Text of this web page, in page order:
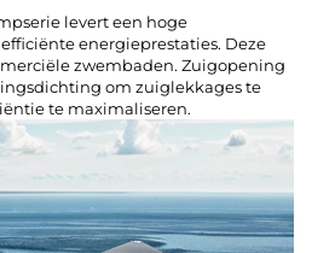
levert een hoge
energieprestaties. Deze
zwembaden. Zuigopening
om zuiglekkages te
te maximaliseren.